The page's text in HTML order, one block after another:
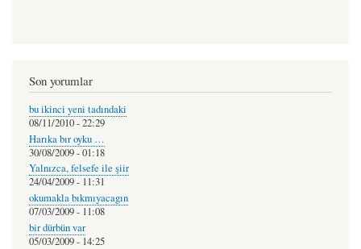
Son yorumlar
bu ikinci yeni tadındaki
08/11/2010 - 22:29
Harıka bır oyku …
30/08/2009 - 01:18
Yalnızca, felsefe ile şiir
24/04/2009 - 11:31
okumakla bıkmıyacagın
07/03/2009 - 11:08
bir dürbün var
05/03/2009 - 14:25